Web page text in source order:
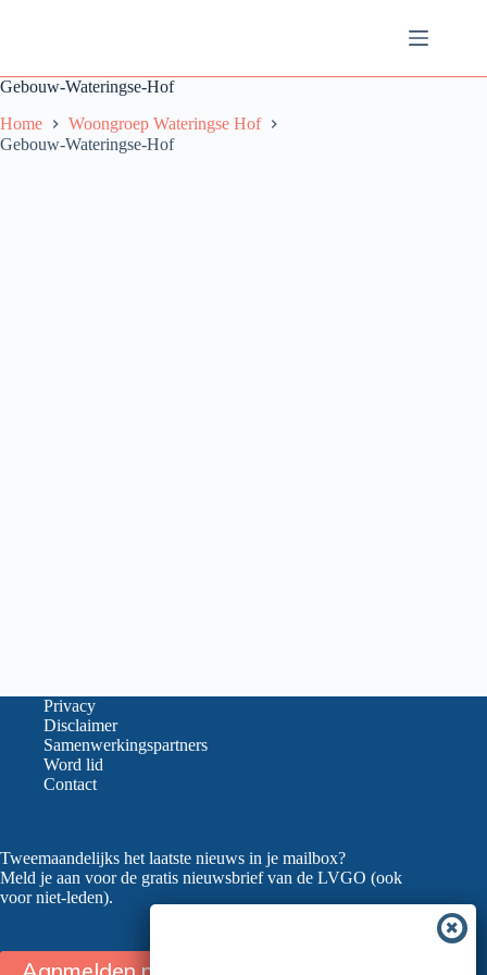
Gebouw-Wateringse-Hof
Home
Woongroep Wateringse Hof
Gebouw-Wateringse-Hof
Privacy
Disclaimer
Samenwerkingspartners
Word lid
Contact
Tweemaandelijks het laatste nieuws in je mailbox?
Meld je aan voor de gratis nieuwsbrief van de LVGO (ook
voor niet-leden).